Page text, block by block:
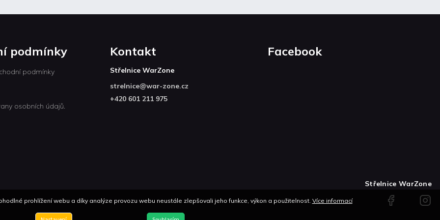
prohlížení webu a díky analýze provozu webu neustále zlepšovali jeho funkce, výkon a použitelnost. Více informací
podmínky
podmínky
osobních údajů.
Kontakt
Střelnice WarZone
strelnice@war-zone.cz
+420 601 211 975
Facebook
Střelnice WarZone
Facebook